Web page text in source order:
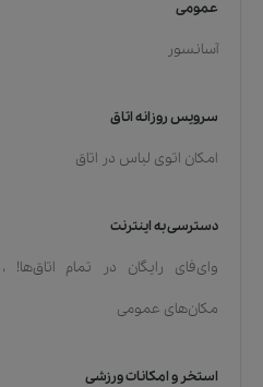
عمومی
آسانسور
سرویس روزانه اتاق
امکان اتوی لباس در اتاق
دسترسی به اینترنت
وای‌فای رایگان در تمام اتاق‌ها! ،
مکان‌های عمومی
استخر و امکانات ورزشی